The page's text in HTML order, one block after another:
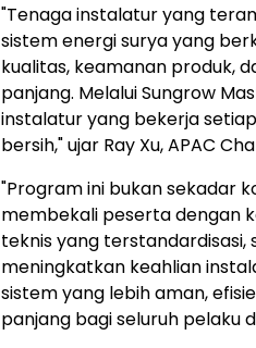
"Tenaga instalatur yang
sistem energi surya yang
kualitas, keamanan produk,
panjang. Melalui Sungrow
instalatur yang bekerja
bersih," ujar Ray Xu, APAC
"Program ini bukan sekadar
membekali peserta dengan
teknis yang
meningkatkan keahlian
sistem yang lebih aman,
panjang bagi seluruh pelaku